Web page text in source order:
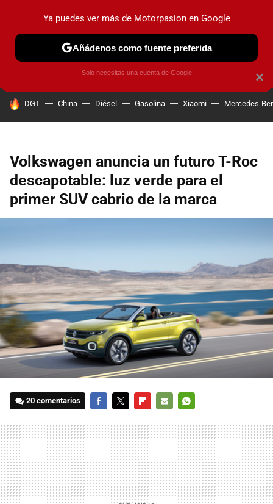
PRUEBAS COCHES ELÉCTRICOS OBSERVATORIO
HOY SE HABLA DE
DGT China Diésel Gasolina Xiaomi Mercedes-
Volkswagen anuncia un futuro T-Roc
descapotable: luz verde para el
primer SUV cabrio de la marca
20 comentarios
MAIL
×
Ya puedes ver más de Motorpasion en Google
Añádenos como fuente preferida
Solo necesitas una cuenta de Google